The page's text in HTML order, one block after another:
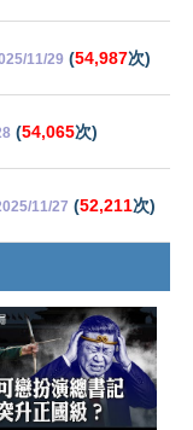
11/29 (54,987次)
(54,065次)
11/27 (52,211次)